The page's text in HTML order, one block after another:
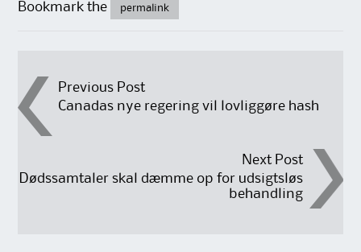
Bookmark the permalink
Post
navigation
Previous Post
Canadas nye regering vil lovliggøre hash
Next Post
Dødssamtaler skal dæmme op for udsigtsløs
behandling